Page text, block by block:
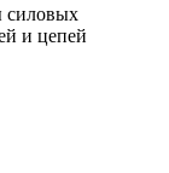
силовых
и цепей